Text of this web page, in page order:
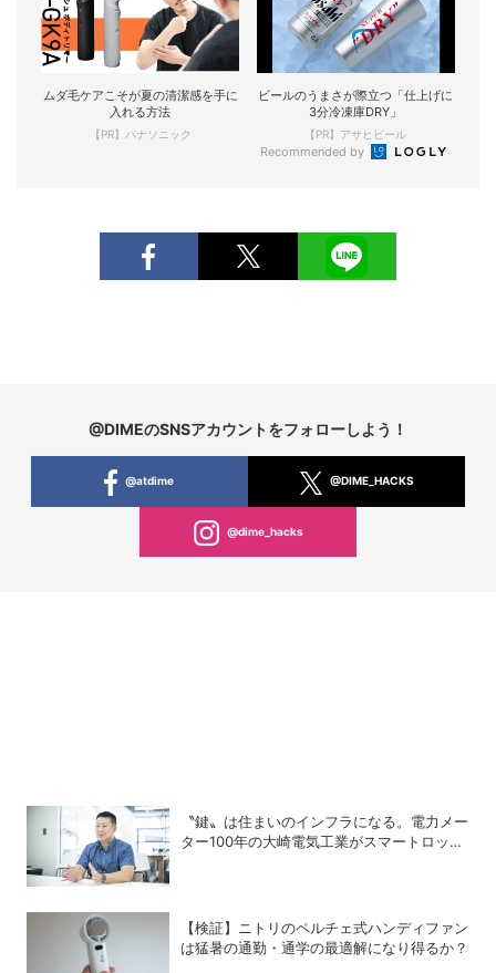
ムダ毛ケアこそが夏の清潔感を手に
入れる方法
【PR】パナソニック
ビールのうまさが際立つ「仕上げに
3分冷凍庫DRY」
【PR】アサヒビール
Recommended by
@DIMEのSNSアカウントをフォローしよう！
@atdime @DIME_HACKS
@dime_hacks
〝鍵〟は住まいのインフラになる。電力メー
ター100年の大崎電気工業がスマートロック
【検証】ニトリのペルチェ式ハンディファン
は猛暑の通勤・通学の最適解になり得るか？